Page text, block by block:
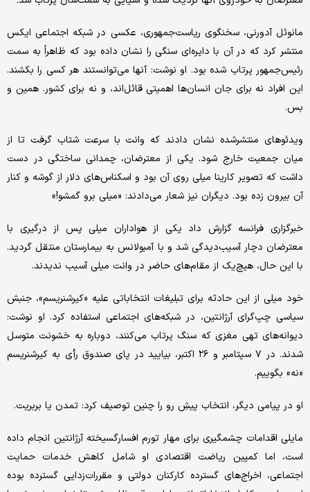
مانوئل آدورنی، سخنگوی ریاست‌جمهوری، عکسی در شبکه اجتماعی ایکس
منتشر کرد که در آن با دایره‌ای سنگی را نشان داده بود که ظاهراً به سمت
رئیس‌جمهور پرتاب شده بود. او نوشت: آنها می‌توانستند هر کسی را بکشند.
این افراد نه برای جان انسان‌ها اهمیتی قائل‌اند، و نه برای کشور. همین و
بس.
ویدئوهای منتشرشده نشان دادند که وانت با سرعت شتاب گرفت تا از
میان جمعیت خارج شود. یکی از معترضان، چمدانی ساختگی در دست
داشت که تصویر کارینا میلی روی آن بود و اسکناس‌های دلار از گوشه و کنار
آن بیرون زده بود. دیگران نیز شعار می‌دادند: «میلی برو گمشو!»
خبرگزاری فرانسه گزارش داد یکی از هواداران میلی پس از درگیری با
معترضان دچار آسیب‌دیدگی شد و با آمبولانس به بیمارستان منتقل گردید.
با این حال، هیچ‌یک از مقام‌های حاضر در وانت میلی آسیب ندیدند.
خود میلی از این حادثه برای تبلیغات انتخاباتی علیه «کیرشنریسم»، جنبش
سیاسی چپ‌گرای آرژانتین، در شبکه‌های اجتماعی استفاده کرد. او نوشت:
دیوانه‌های تهی مغزی که سنگ پرتاب می‌کنند، دوباره به خشونت متوسل
شدند. در ۷ سپتامبر و ۲۶ اکتبر، بیایید در پای صندوق رأی به کیرشنریسم
«نه» بگوییم.
او در پیامی دیگر، انتخاب پیشِ رو را چنین توصیف کرد: تمدن یا بربریت.
مایلی اقدامات چشمگیری برای مهار تورم افسارگسیخته آرژانتین انجام داده
است، اما کمپین ریاضت اقتصادی او شامل کاهش خدمات حمایت
اجتماعی، اخراج‌های گسترده کارکنان دولتی و مقررات‌زدایی گسترده بوده